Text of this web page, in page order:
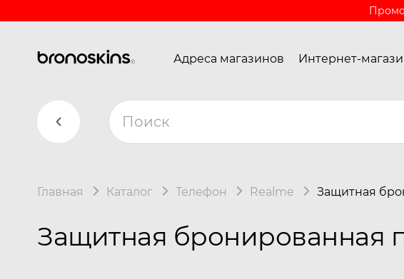
Адреса магазинов Интернет-
Главная Каталог Телефон Realme Защитная
Защитная бронированная